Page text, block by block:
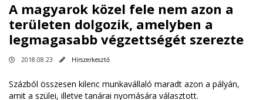
A magyarok közel fele nem azon a
területen dolgozik, amelyben a
legmagasabb végzettségét szerezte
2018.08.23 Hírszerkesztő
Százból összesen kilenc munkavállaló maradt azon a pályán,
amit a szülei, illetve tanárai nyomására választott.